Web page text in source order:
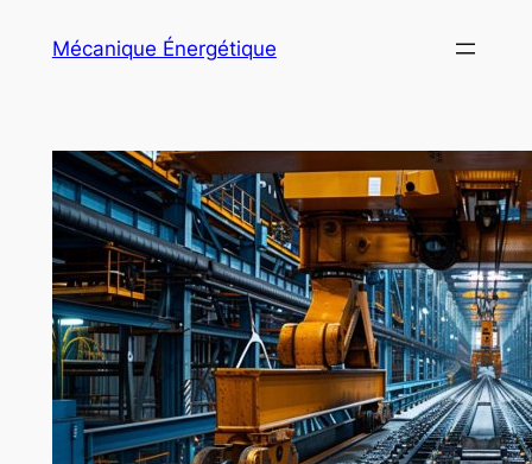
Mécanique Énergétique